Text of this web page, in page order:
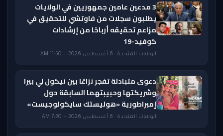
3 مدعين عامين جمهوريين في الولايات
يطلبون سجلات من فاوتشي للتحقيق في
مزاعم تحقيقه أرباحًا من إرشادات
كوفيد-19
الولايات المتحدة · 6 أغسطس 2026 — 11:50 AM
دعوى متبادلة تفجر نزاعًا بين نيكول لي بيرا
وشريكتها وحبيبتهما السابقة حول
إمبراطورية «هوليستك سايكولوجيست»
الولايات المتحدة · 6 أغسطس 2026 — 7:20 AM